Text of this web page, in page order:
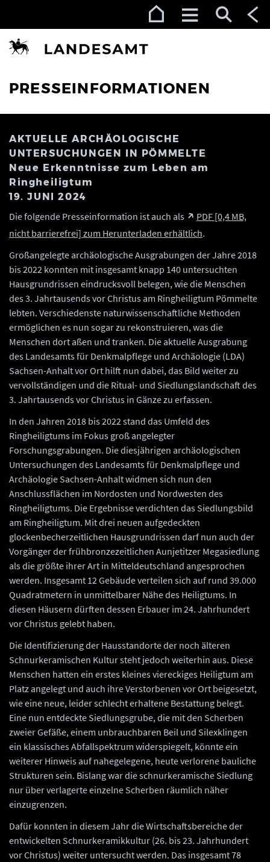
PRESSEINFORMATIONEN
AKTUELLE ARCHÄOLOGISCHE
UNTERSUCHUNGEN IN PÖMMELTE
Neue Erkenntnisse zum Leben am
Ringheiligtum
19. JUNI 2024
Die folgende Presseinformation ist auch als
PDF [0,4 MB,
nicht barrierefrei] zum Herunterladen erhältlich.
Großangelegte archäologische Ausgrabungen der Jahre 2018
bis 2022 konnten mit insgesamt knapp 140 untersuchten
Hausgrundrissen eindrucksvoll belegen, wie die Menschen
des 3. Jahrtausends vor Christus am Ringheiligtum Pömmelte
lebten. Verschiedenste naturwissenschaftliche Methoden
ermöglichen es nun sogar zu rekonstruieren, was die
Menschen dort aßen und tranken. Die aktuelle Ausgrabung
des Landesamts für Denkmalpflege und Archäologie (LDA)
Sachsen-Anhalt vor Ort hilft nun dabei, das Bild weiter zu
vervollständigen und die Ritual- und Siedlungslandschaft des
3. Jahrtausends vor Christus in Gänze zu erfassen.
In den Jahren 2018 bis 2022 stand das Umfeld des
Ringheiligtums im Fokus groß angelegter
Forschungsgrabungen. Die diesjährigen archäologischen
Untersuchungen des Landesamts für Denkmalpflege und
Archäologie Sachsen-Anhalt widmen sich nun den
Anschlussflächen im Nordosten und Nordwesten des
Ringheiligtums. Die Ergebnisse verdichten das Siedlungsbild
am Ringheiligtum. Mit drei neuen aufgedeckten
glockenbecherzeitlichen Hausgrundrissen darf nun auch der
Vorgänger der frühbronzezeitlichen Aunjetitzer Megasiedlung
als die größte ihrer Art in Mitteldeutschland angesprochen
werden. Insgesamt 12 Gebäude verteilen sich auf rund 39.000
Quadratmetern in unmittelbarer Nähe des Heiligtums. In
diesen Häusern dürften dessen Erbauer im 24. Jahrhundert
vor Christus gelebt haben.
Die Identifizierung der Hausstandorte der noch älteren
Schnurkeramischen Kultur steht jedoch weiterhin aus. Diese
Menschen hatten ein erstes kleines viereckiges Heiligtum am
Platz angelegt und auch ihre Verstorbenen vor Ort beigesetzt,
wie eine neue, leider schlecht erhaltene Bestattung belegt.
Eine nun entdeckte Siedlungsgrube, die mit den Scherben
zweier Gefäße, einem unbrauchbaren Beil und Silexklingen
ein klassisches Abfallspektrum widerspiegelt, könnte ein
weiterer Hinweis auf nahegelegene, heute verlorene bauliche
Strukturen sein. Bislang war die schnurkeramische Siedlung
nur über verlagerte einzelne Scherben räumlich näher
einzugrenzen.
Dafür konnten in diesem Jahr die Wirtschaftsbereiche der
entwickelten Schnurkeramikkultur (26. bis 23. Jahrhundert
vor Christus) weiter untersucht werden. Das insgesamt 78